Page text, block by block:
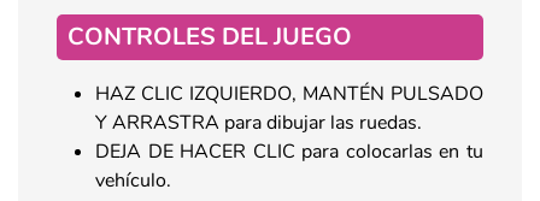
CONTROLES DEL JUEGO
HAZ CLIC IZQUIERDO, MANTÉN PULSADO
Y ARRASTRA para dibujar las ruedas.
DEJA DE HACER CLIC para colocarlas en tu
vehículo.